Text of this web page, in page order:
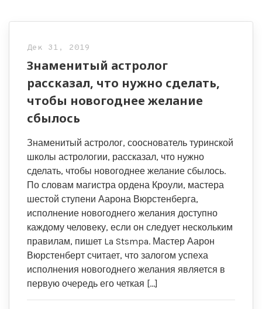
Дек 31, 2019
Знаменитый астролог
рассказал, что нужно сделать,
чтобы новогоднее желание
сбылось
Знаменитый астролог, сооснователь туринской
школы астрологии, рассказал, что нужно
сделать, чтобы новогоднее желание сбылось.
По словам магистра ордена Кроули, мастера
шестой ступени Аарона Вюрстенберга,
исполнение новогоднего желания доступно
каждому человеку, если он следует нескольким
правилам, пишет La Stsmpa. Мастер Аарон
Вюрстенберт считает, что залогом успеха
исполнения новогоднего желания является в
первую очередь его четкая […]